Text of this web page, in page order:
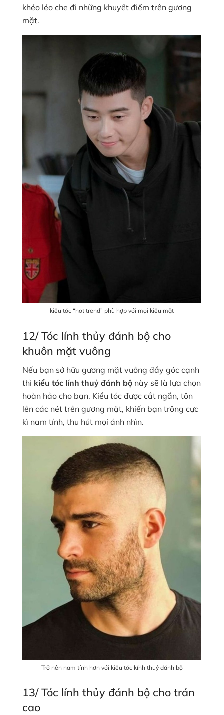
khéo léo che đi những khuyết điểm trên gương
mặt.
kiểu tóc “hot trend” phù hợp với mọi kiểu mặt
12/ Tóc lính thủy đánh bộ cho
khuôn mặt vuông
Nếu bạn sở hữu gương mặt vuông đầy góc cạnh
thì kiểu tóc lính thuỷ đánh bộ này sẽ là lựa chọn
hoàn hảo cho bạn. Kiểu tóc được cắt ngắn, tôn
lên các nét trên gương mặt, khiến bạn trông cực
kì nam tính, thu hút mọi ánh nhìn.
Trở nên nam tính hơn với kiểu tóc kính thuỷ đánh bộ
13/ Tóc lính thủy đánh bộ cho trán
cao